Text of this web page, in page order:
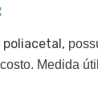
poliacetal,
Medida